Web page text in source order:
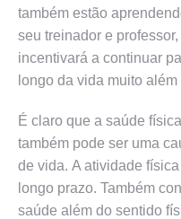
também estão
seu treinador e
incentivará a continuar
longo da vida muito
É claro que a saúde
também pode ser uma
de vida. A atividade
longo prazo. Também
saúde além do sentido